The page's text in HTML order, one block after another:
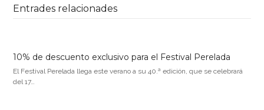
Entrades relacionades
10% de descuento exclusivo para el Festival Perelada
El Festival Perelada llega este verano a su 40.ª edición, que se celebrará
del 17…